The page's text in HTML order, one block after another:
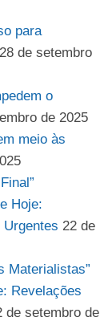
para
28 de setembro
o
de 2025
meio às
Hoje:
22 de
Materialistas”
Revelações
de setembro de